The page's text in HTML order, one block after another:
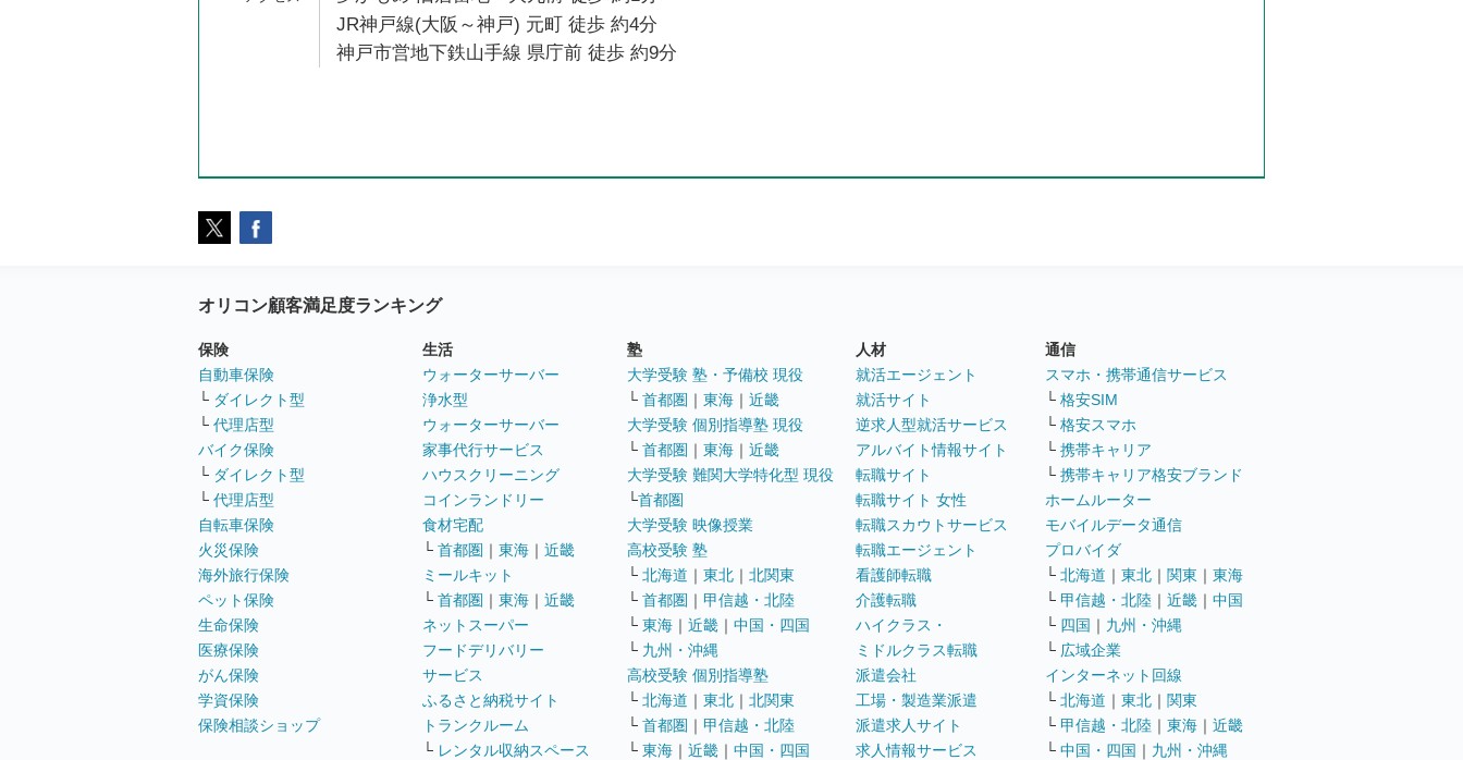
JR神戸線(大阪～神戸) 元町 徒歩 約4分
神戸市営地下鉄山手線 県庁前 徒歩 約9分
オリコン顧客満足度ランキング
保険
自動車保険
└ ダイレクト型
└ 代理店型
バイク保険
└ ダイレクト型
└ 代理店型
自転車保険
火災保険
海外旅行保険
ペット保険
生命保険
医療保険
がん保険
学資保険
保険相談ショップ
生活
ウォーターサーバー
浄水型
ウォーターサーバー
家事代行サービス
ハウスクリーニング
コインランドリー
食材宅配
└ 首都圏 ｜ 東海 ｜ 近畿
ミールキット
└ 首都圏 ｜ 東海 ｜ 近畿
ネットスーパー
フードデリバリー
サービス
ふるさと納税サイト
トランクルーム
└ レンタル収納スペース
塾
大学受験 塾・予備校 現役
└ 首都圏 ｜ 東海 ｜ 近畿
大学受験 個別指導塾 現役
└ 首都圏 ｜ 東海 ｜ 近畿
大学受験 難関大学特化型 現役
└首都圏
大学受験 映像授業
高校受験 塾
└ 北海道 ｜ 東北 ｜ 北関東
└ 首都圏 ｜ 甲信越・北陸
└ 東海 ｜ 近畿 ｜ 中国・四国
└ 九州・沖縄
高校受験 個別指導塾
└ 北海道 ｜ 東北 ｜ 北関東
└ 首都圏 ｜ 甲信越・北陸
└ 東海 ｜ 近畿 ｜ 中国・四国
人材
就活エージェント
就活サイト
逆求人型就活サービス
アルバイト情報サイト
転職サイト
転職サイト 女性
転職スカウトサービス
転職エージェント
看護師転職
介護転職
ハイクラス・
ミドルクラス転職
派遣会社
工場・製造業派遣
派遣求人サイト
求人情報サービス
通信
スマホ・携帯通信サービス
└ 格安SIM
└ 格安スマホ
└ 携帯キャリア
└ 携帯キャリア格安ブランド
ホームルーター
モバイルデータ通信
プロバイダ
└ 北海道 ｜ 東北 ｜ 関東 ｜ 東海
└ 甲信越・北陸 ｜ 近畿 ｜ 中国
└ 四国 ｜ 九州・沖縄
└ 広域企業
インターネット回線
└ 北海道 ｜ 東北 ｜ 関東
└ 甲信越・北陸 ｜ 東海 ｜ 近畿
└ 中国・四国 ｜ 九州・沖縄